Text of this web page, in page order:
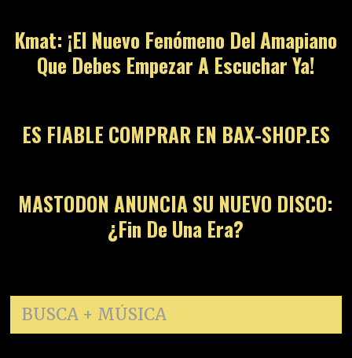
Kmat: ¡El Nuevo Fenómeno Del Amapiano
Que Debes Empezar A Escuchar Ya!
13
ES FIABLE COMPRAR EN BAX-SHOP.ES
14
MASTODON ANUNCIA SU NUEVO DISCO:
¿Fin De Una Era?